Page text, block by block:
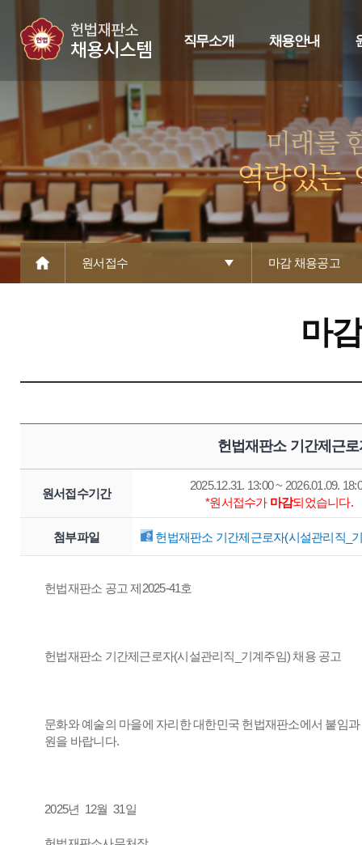
직무소개 채용안내
원서접수 마감 채용공고
마
헌법재판소 기간제근
원서접수기간
2025.12.31. 13:00 ~ 2026.01.09.
*원서접수가 마감되었습니다.
첨부파일 헌법재판소 기간제근로자(시설관리직_
헌법재판소 공고 제2025-41호
헌법재판소 기간제근로자(시설관리직_기계주임) 채용 공고
문화와 예술의 마을에 자리한 대한민국 헌법재판소에서 붙임
원을 바랍니다.
2025년 12월 31일